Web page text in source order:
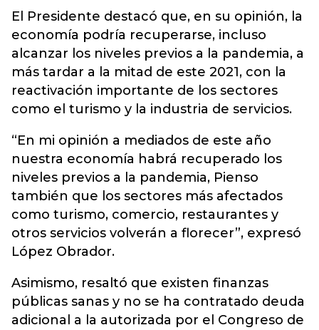
El Presidente destacó que, en su opinión, la
economía podría recuperarse, incluso
alcanzar los niveles previos a la pandemia, a
más tardar a la mitad de este 2021, con la
reactivación importante de los sectores
como el turismo y la industria de servicios.
“En mi opinión a mediados de este año
nuestra economía habrá recuperado los
niveles previos a la pandemia, Pienso
también que los sectores más afectados
como turismo, comercio, restaurantes y
otros servicios volverán a florecer”, expresó
López Obrador.
Asimismo, resaltó que existen finanzas
públicas sanas y no se ha contratado deuda
adicional a la autorizada por el Congreso de